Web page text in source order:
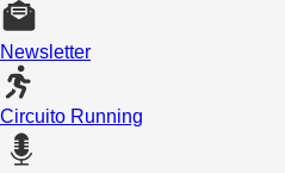
Newsletter
Circuito Running